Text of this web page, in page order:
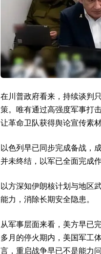
在川普政府看来，持续谈判
策。唯有通过高强度军事打
让革命卫队获得舆论宣传素
以色列早已同步完成备战，
并未终结，以军已全面完成
以方深知伊朗核计划与地区
能力，消除长期安全隐患。
从军事层面来看，美方早已
多月的停火期内，美国军工
言，重启战争早已不是能力